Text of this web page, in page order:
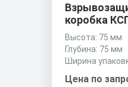
коробка
Высота: 75 мм
Глубина: 75 мм
Ширина
Цена по